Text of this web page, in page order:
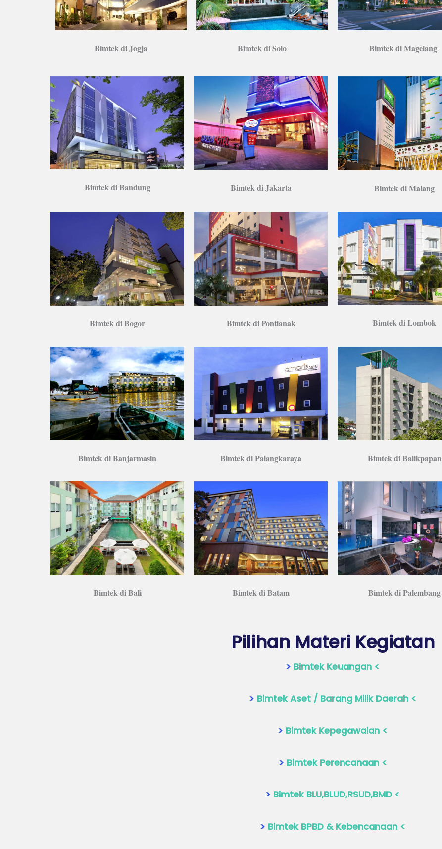
Bimtek di Jogja Bimtek di Solo Bimtek di Magelang
Bimtek di Bandung Bimtek di Jakarta Bimtek di Malang
Bimtek di Bogor Bimtek di Pontianak Bimtek di Lombok
Bimtek di Banjarmasin Bimtek di Palangkaraya Bimtek di Balikpapan
Bimtek di Bali Bimtek di Batam Bimtek di Palembang
Pilihan Materi Kegiatan
> Bimtek Keuangan <
> Bimtek Aset / Barang Milik Daerah <
> Bimtek Kepegawaian <
> Bimtek Perencanaan <
> Bimtek BLU,BLUD,RSUD,BMD <
> Bimtek BPBD & Kebencanaan <